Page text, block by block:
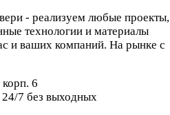
- реализуем любые проекты,
технологии и материалы
и ваших компаний. На рынке с
6
7 без выходных